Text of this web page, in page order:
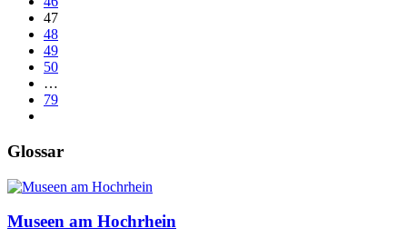
47
48
49
50
…
79
Glossar
Museen am Hochrhein